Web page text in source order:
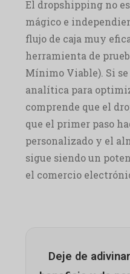
El dropshipping no
mágico e
flujo de caja muy
herramienta de
Mínimo Viable). Si
analítica para
comprende que el
que el primer paso
personalizado y el
sigue siendo un
el comercio
Deje de